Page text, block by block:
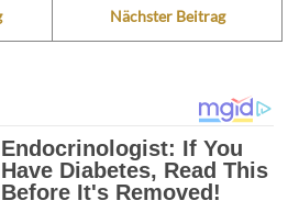
Nächster Beitrag